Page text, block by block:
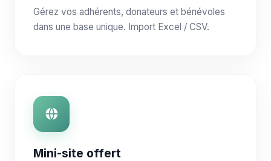
Gérez vos adhérents, donateurs et bénévoles
dans une base unique. Import Excel / CSV.
Mini-site offert